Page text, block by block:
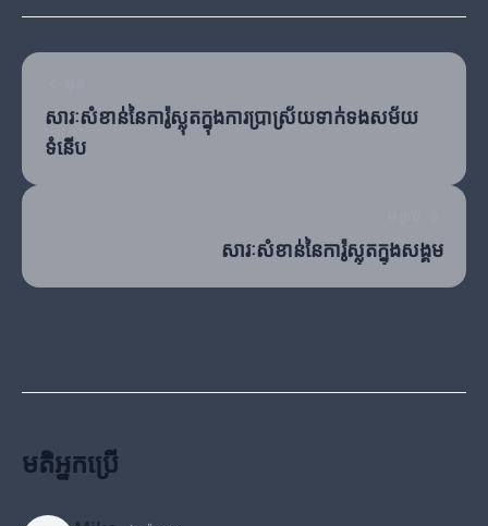
សារៈសំខាន់នៃការ៉ូស្លុតក្នុងការប្រាស្រ័យទាក់ទងសម័យ
ទំនើប
សារៈសំខាន់នៃការ៉ូស្លុតក្នុងសង្គម
មតិអ្នកប្រើ